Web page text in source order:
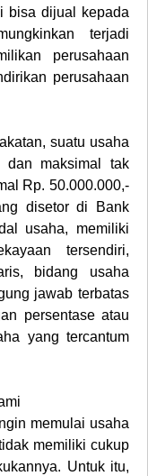
bisa dijual kepada
terjadi
perusahaan
perusahaan
suatu usaha
dan maksimal tak
Rp. 50.000.000,-
disetor di Bank
usaha, memiliki
tersendiri,
bidang usaha
jawab terbatas
persentase atau
yang tercantum
memulai usaha
memiliki cukup
Untuk itu,